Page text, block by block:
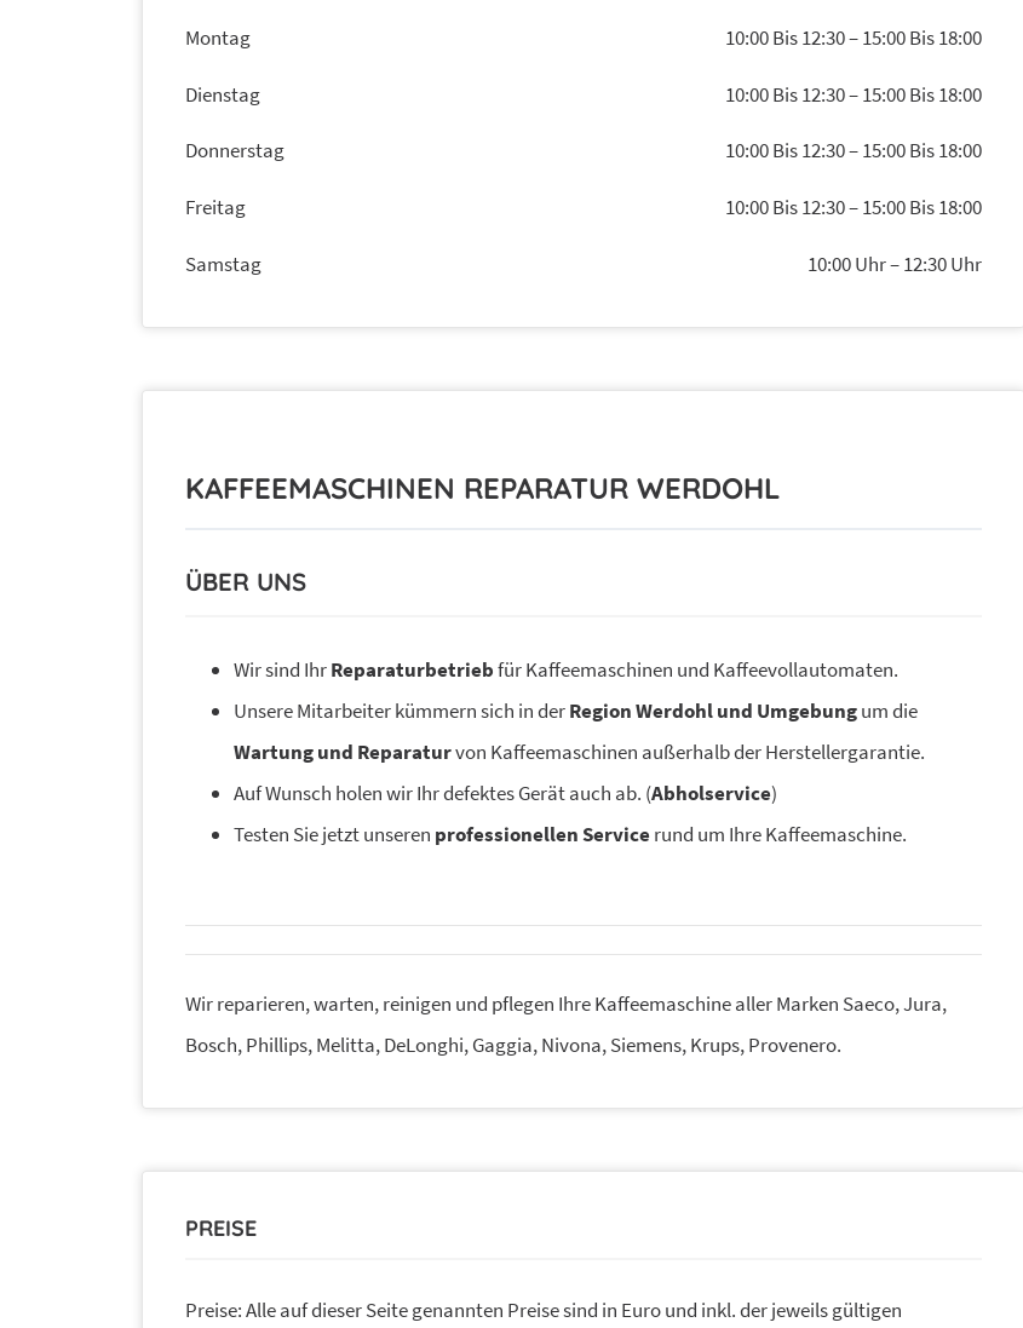
Montag 10:00 Bis 12:30–15:00 Bis 18:00
Dienstag 10:00 Bis 12:30–15:00 Bis 18:00
Donnerstag 10:00 Bis 12:30–15:00 Bis 18:00
Freitag 10:00 Bis 12:30–15:00 Bis 18:00
Samstag 10:00 Uhr–12:30 Uhr
KAFFEEMASCHINEN REPARATUR WERDOHL
ÜBER UNS
Wir sind IhrReparaturbetriebfür Kaffeemaschinen und Kaffeevollautomaten.
Unsere Mitarbeiter kümmern sich in derRegion Werdohl und Umgebungum die
Wartung und Reparaturvon Kaffeemaschinen außerhalb der Herstellergarantie.
Auf Wunsch holen wir Ihr defektes Gerät auch ab. (Abholservice)
Testen Sie jetzt unseren professionellen Servicerund um Ihre Kaffeemaschine.
Wir reparieren, warten, reinigen und pflegen Ihre Kaffeemaschine aller Marken Saeco, Jura,
Bosch, Phillips, Melitta, DeLonghi, Gaggia, Nivona, Siemens, Krups, Provenero.
PREISE
Preise: Alle auf dieser Seite genannten Preise sind in Euro und inkl. der jeweils gültigen